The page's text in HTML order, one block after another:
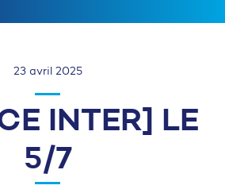
23 avril 2025
INTER] LE
5/7